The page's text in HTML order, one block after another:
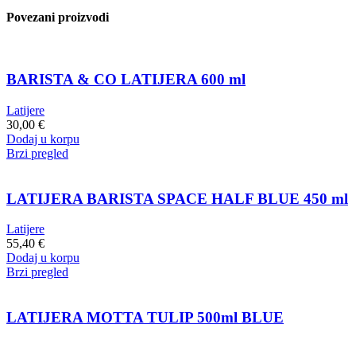
Povezani proizvodi
BARISTA & CO LATIJERA 600 ml
Latijere
30,00 €
Dodaj u korpu
Brzi pregled
LATIJERA BARISTA SPACE HALF BLUE 450 ml
Latijere
55,40 €
Dodaj u korpu
Brzi pregled
LATIJERA MOTTA TULIP 500ml BLUE